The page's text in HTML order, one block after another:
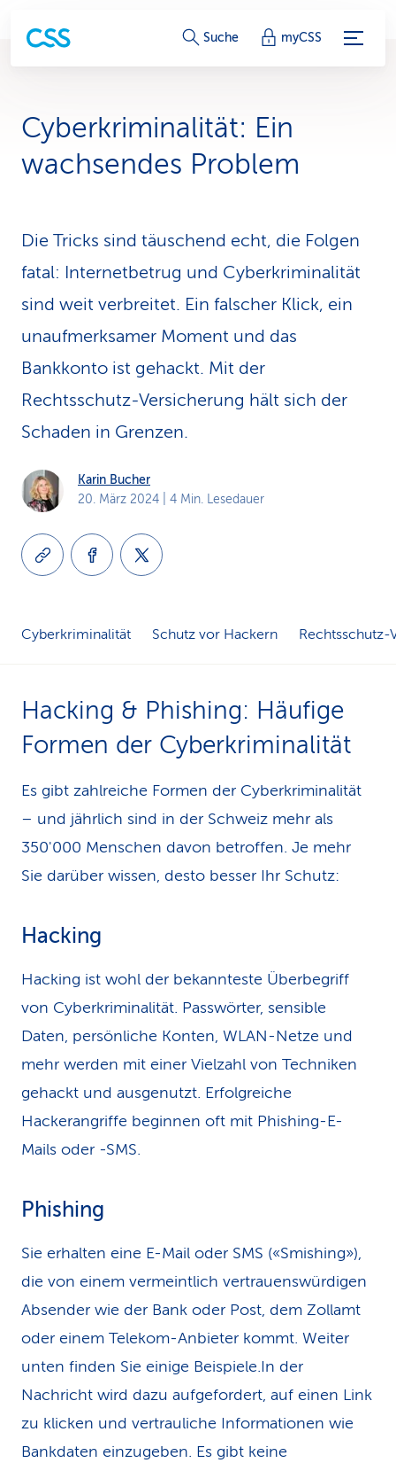
S
v
e
-
i
n
k
Suche myCSS
Cyberkriminalität: Ein
wachsendes Problem
Die Tricks sind täuschend echt, die Folgen
fatal: Internetbetrug und Cyberkriminalität
sind weit verbreitet. Ein falscher Klick, ein
unaufmerksamer Moment und das
Bankkonto ist gehackt. Mit der
Rechtsschutz-Versicherung hält sich der
Schaden in Grenzen.
Karin Bucher
20. März 2024 | 4 Min. Lesedauer
Cyberkriminalität Schutz vor Hackern Rechtsschutz-
Hacking & Phishing: Häufige
Formen der Cyberkriminalität
Es gibt zahlreiche Formen der Cyberkriminalität
– und jährlich sind in der Schweiz mehr als
350'000 Menschen davon betroffen. Je mehr
Sie darüber wissen, desto besser Ihr Schutz:
Hacking
Hacking ist wohl der bekannteste Überbegriff
von Cyberkriminalität. Passwörter, sensible
Daten, persönliche Konten, WLAN-Netze und
mehr werden mit einer Vielzahl von Techniken
gehackt und ausgenutzt. Erfolgreiche
Hackerangriffe beginnen oft mit Phishing-E-
Mails oder -SMS.
Phishing
Sie erhalten eine E-Mail oder SMS («Smishing»),
die von einem vermeintlich vertrauenswürdigen
Absender wie der Bank oder Post, dem Zollamt
oder einem Telekom-Anbieter kommt. Weiter
unten finden Sie einige Beispiele.In der
Nachricht wird dazu aufgefordert, auf einen Link
zu klicken und vertrauliche Informationen wie
Bankdaten einzugeben. Es gibt keine